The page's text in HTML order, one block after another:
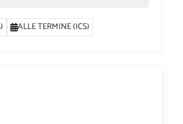
ALLE TERMINE (ICS)